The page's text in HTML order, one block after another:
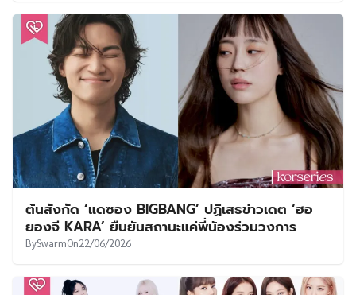
ต้นสังกัด ‘แดซอง BIGBANG’ ปฏิเสธข่าวเดต ‘ฮอ
ยองจี KARA’ ยืนยันสถานะแค่พี่น้องร่วมวงการ
BySwarmOn22/06/2026